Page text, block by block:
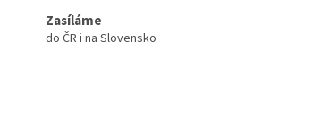
Zasíláme
do ČR i na Slovensko